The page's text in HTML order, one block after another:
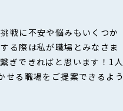
戦に不安や悩みもいくつか
る際は私が職場とみなさま
ぎできればと思います！1人
せる職場をご提案できるよう